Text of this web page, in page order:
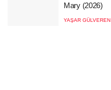
Mary (2026)
YAŞAR GÜLVEREN